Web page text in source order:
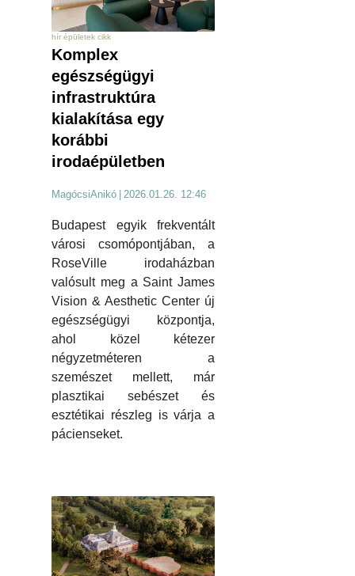
hír épületek cikk
Komplex
egészségügyi
infrastruktúra
kialakítása egy
korábbi
irodaépületben
MagócsiAnikó 2026.01.26. 12:46
Budapest egyik frekventált
városi csomópontjában, a
RoseVille irodaházban
valósult meg a Saint James
Vision & Aesthetic Center új
egészségügyi központja,
ahol közel kétezer
négyzetméteren a
szemészet mellett, már
plasztikai sebészet és
esztétikai részleg is várja a
pácienseket.